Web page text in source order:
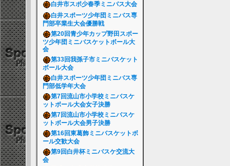
白井市スポ少春季ミニバス大会
白井スポーツ少年団ミニバス専
門部卒業生大会優勝戦
第20回青少年カップ野田スポー
ツ少年団ミニバスケットボール大
会
第33回我孫子市ミニバスケット
ボール大会
白井スポーツ少年団ミニバス専
門部低学年大会
第7回流山市小学校ミニバスケ
ットボール大会女子決勝
第7回流山市小学校ミニバスケ
ットボール大会男子決勝
第16回東葛飾ミニバスケットボ
ール交歓大会
第9回白井杯ミニバスケ交流大
会